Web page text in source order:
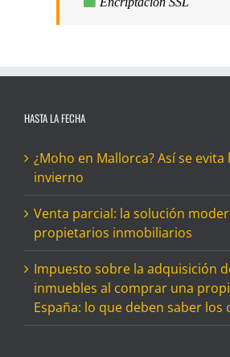
HASTA LA FECHA
¿Moho en Mallorca? Así se
invierno
Venta parcial: la solución
propietarios inmobiliarios
Impuesto sobre la adquisición
inmuebles al comprar una
España: lo que deben saber los